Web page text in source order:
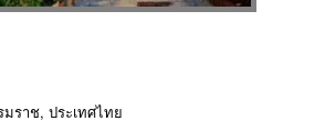
ราช, ประเทศไทย